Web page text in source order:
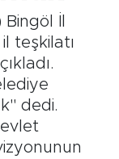
İl
teşkilatı
dedi.